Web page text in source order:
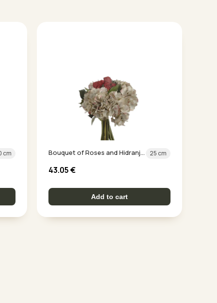
cm Bouquet of Roses and Hidranjas 25 cm
43.05€
Add to cart